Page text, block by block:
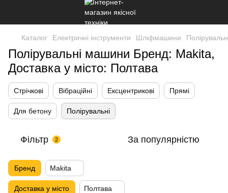
Каталог Електричні інструменти Шліфмашини
Полірувальні машини Бренд: Makita,
Доставка у місто: Полтава
Стрічкові Вібраційні Ексцентрикові Прямі
Для бетону Полірувальні
Фільтр 2 За популярністю
Бренд Makita
Доставка у місто Полтава